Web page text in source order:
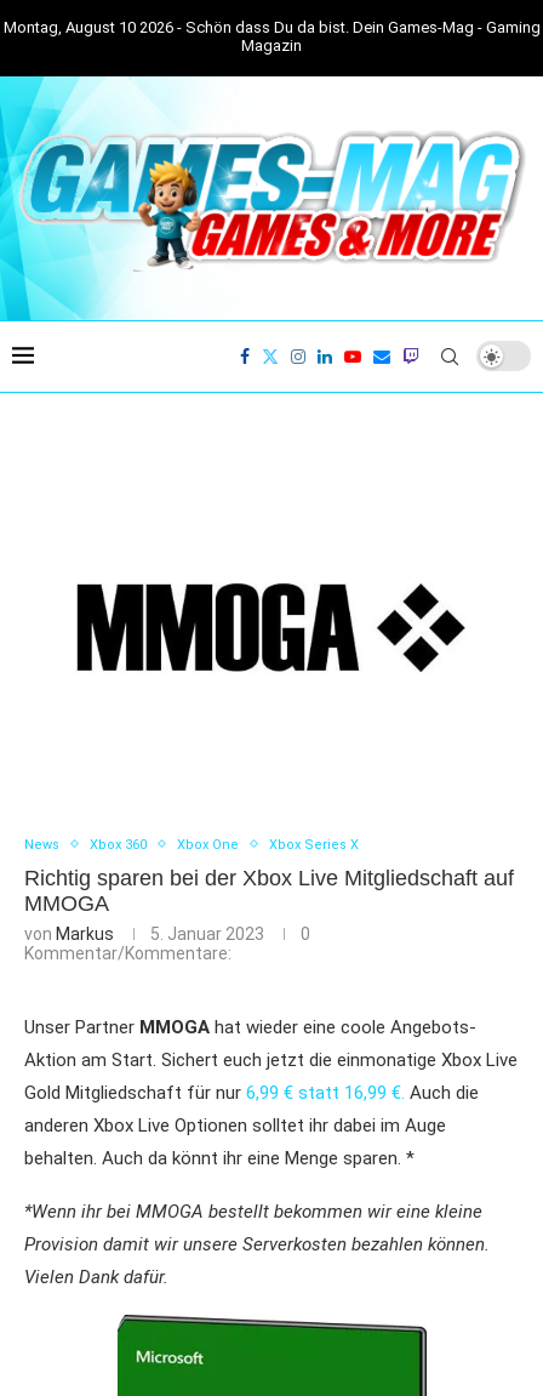
Montag, August 10 2026 - Schön dass Du da bist. Dein Games-Mag - Gaming
Magazin
News Xbox 360 Xbox One Xbox Series X
Richtig sparen bei der Xbox Live Mitgliedschaft auf
MMOGA
von Markus 5. Januar 2023
0
Kommentar/Kommentare:
Unser Partner MMOGA hat wieder eine coole Angebots-
Aktion am Start. Sichert euch jetzt die einmonatige Xbox Live
Gold Mitgliedschaft für nur 6,99 € statt 16,99 €. Auch die
anderen Xbox Live Optionen solltet ihr dabei im Auge
behalten. Auch da könnt ihr eine Menge sparen. *
*Wenn ihr bei MMOGA bestellt bekommen wir eine kleine
Provision damit wir unsere Serverkosten bezahlen können.
Vielen Dank dafür.